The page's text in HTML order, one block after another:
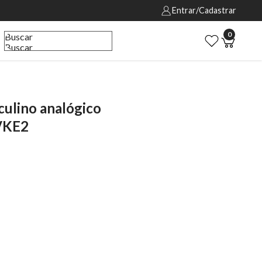
Entrar/Cadastrar
Buscar
Buscar
0
analógico